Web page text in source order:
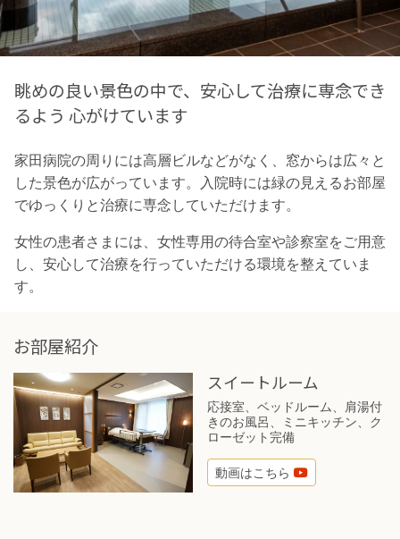
眺めの良い景色の中で、安心して治療に専念でき
るよう 心がけています
家田病院の周りには高層ビルなどがなく、窓からは広々と
した景色が広がっています。入院時には緑の見えるお部屋
でゆっくりと治療に専念していただけます。
女性の患者さまには、女性専用の待合室や診察室をご用意
し、安心して治療を行っていただける環境を整えていま
す。
お部屋紹介
スイートルーム
応接室、ベッドルーム、肩湯付
きのお風呂、ミニキッチン、ク
ローゼット完備
動画はこちら